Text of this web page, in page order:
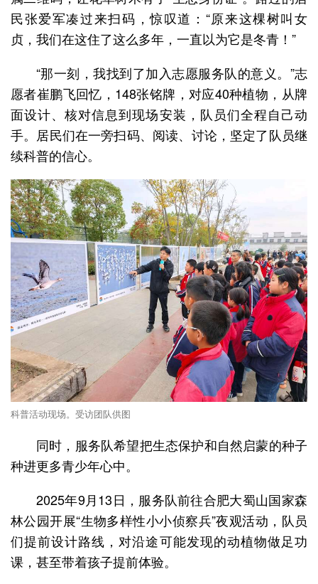
民张爱军凑过来扫码，惊叹道：“原来这棵树叫女
贞，我们在这住了这么多年，一直以为它是冬青！”
“那一刻，我找到了加入志愿服务队的意义。”志
愿者崔鹏飞回忆，148张铭牌，对应40种植物，从牌
面设计、核对信息到现场安装，队员们全程自己动
手。居民们在一旁扫码、阅读、讨论，坚定了队员继
续科普的信心。
科普活动现场。受访团队供图
同时，服务队希望把生态保护和自然启蒙的种子
种进更多青少年心中。
2025年9月13日，服务队前往合肥大蜀山国家森
林公园开展“生物多样性小小侦察兵”夜观活动，队员
们提前设计路线，对沿途可能发现的动植物做足功
课，甚至带着孩子提前体验。